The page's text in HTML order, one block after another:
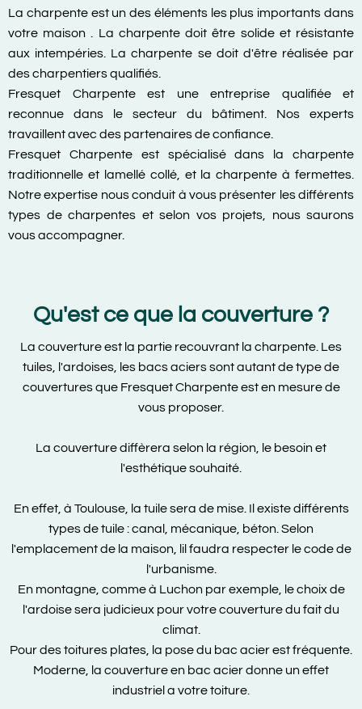
La charpente est un des éléments les plus importants dans
votre maison . La charpente doit être solide et résistante
aux intempéries. La charpente se doit d'être réalisée par
des charpentiers qualifiés.
Fresquet Charpente est une entreprise qualifiée et
reconnue dans le secteur du bâtiment. Nos experts
travaillent avec des partenaires de confiance.
Fresquet Charpente est spécialisé dans la charpente
traditionnelle et lamellé collé, et la charpente à fermettes.
Notre expertise nous conduit à vous présenter les différents
types de charpentes et selon vos projets, nous saurons
vous accompagner.
Qu'est ce que la couverture ?
La couverture est la partie recouvrant la charpente. Les
tuiles, l'ardoises, les bacs aciers sont autant de type de
couvertures que Fresquet Charpente est en mesure de
vous proposer.
La couverture diffèrera selon la région, le besoin et
l'esthétique souhaité.
En effet, à Toulouse, la tuile sera de mise. Il existe différents
types de tuile : canal, mécanique, béton. Selon
l'emplacement de la maison, lil faudra respecter le code de
l'urbanisme.
En montagne, comme à Luchon par exemple, le choix de
l'ardoise sera judicieux pour votre couverture du fait du
climat.
Pour des toitures plates, la pose du bac acier est fréquente.
Moderne, la couverture en bac acier donne un effet
industriel a votre toiture.